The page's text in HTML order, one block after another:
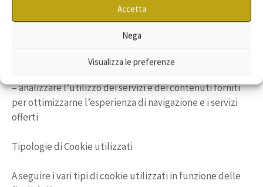
Accetta
Nega
Visualizza le preferenze
altri per abilitare determinate funzionalità.
– memorizzare le preferenze inserite
– evitare di reinserire le stesse informazioni più volte
durante la visita quali ad esempio nome utente e
– analizzare l’utilizzo dei servizi e dei contenuti forniti
per ottimizzarne l’esperienza di navigazione e i servizi
offerti
Tipologie di Cookie utilizzati
A seguire i vari tipi di cookie utilizzati in funzione delle